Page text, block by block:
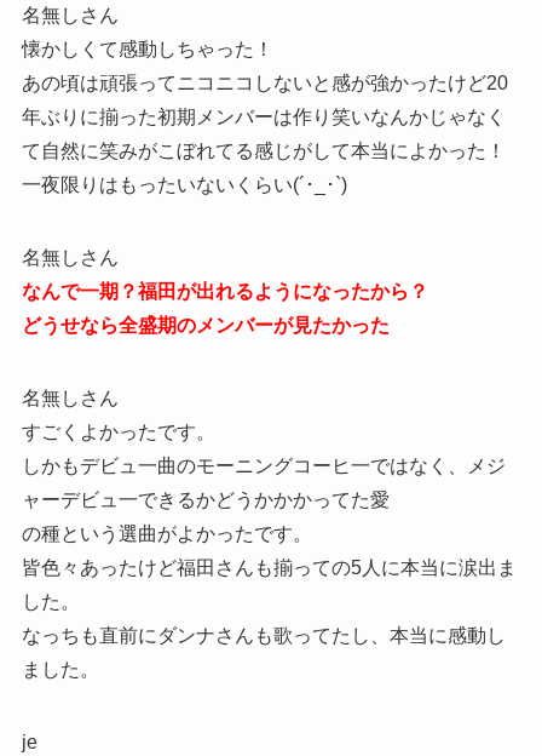
名無しさん
懐かしくて感動しちゃった！
あの頃は頑張ってニコニコしないと感が強かったけど20
年ぶりに揃った初期メンバーは作り笑いなんかじゃなく
て自然に笑みがこぼれてる感じがして本当によかった！
一夜限りはもったいないくらい(´･_･`)
名無しさん
なんで一期？福田が出れるようになったから？
どうせなら全盛期のメンバーが見たかった
名無しさん
すごくよかったです。
しかもデビュ一曲のモーニングコーヒ一ではなく、メジ
ャーデビュ一できるかどうかかかってた愛
の種という選曲がよかったです。
皆色々あったけど福田さんも揃っての5人に本当に涙出ま
した。
なっちも直前にダンナさんも歌ってたし、本当に感動し
ました。
je